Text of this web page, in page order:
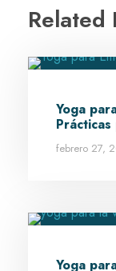
Related
Yoga
febrero 27,
Yoga